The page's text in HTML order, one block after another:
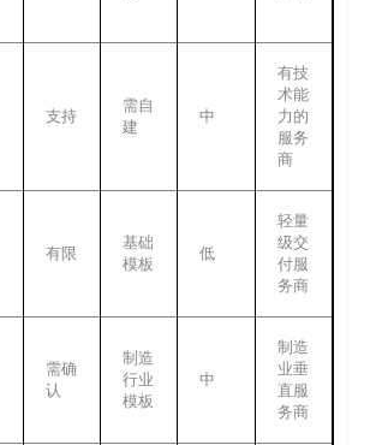
支持
需自
建
中
有技
术能
力的
服务
商
有限
基础
模板
低
轻量
级交
付服
务商
需确
认
制造
行业
模板
中
制造
业垂
直服
务商